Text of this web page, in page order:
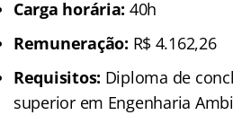
Carga horária: 40h
Remuneração: R$ 4.162,26
Requisitos: Diploma de
superior em Engenharia